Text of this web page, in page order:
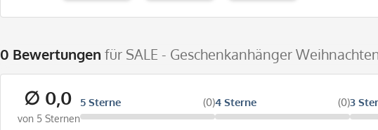
0 Bewertungen für SALE - Geschenkanhänger
∅ 0,0
von 5 Sternen
5 Sterne (0)4 Sterne (0)3